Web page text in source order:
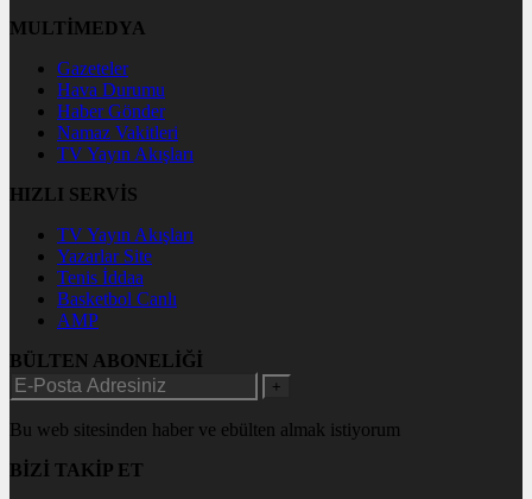
MULTİMEDYA
Gazeteler
Hava Durumu
Haber Gönder
Namaz Vakitleri
TV Yayın Akışları
HIZLI SERVİS
TV Yayın Akışları
Yazarlar Site
Tenis İddaa
Basketbol Canlı
AMP
BÜLTEN ABONELİĞİ
+
Bu web sitesinden haber ve ebülten almak istiyorum
BİZİ TAKİP ET